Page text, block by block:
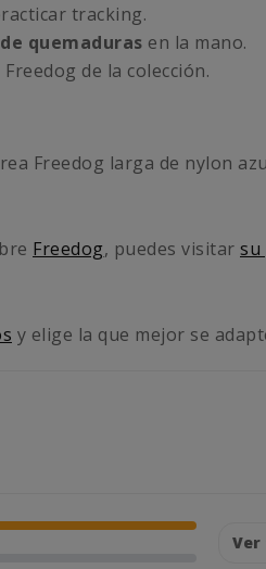
tracking.
quemaduras en la mano.
de la colección.
Freedog larga de nylon
Freedog, puedes visitar su
y elige la que mejor se
(1)